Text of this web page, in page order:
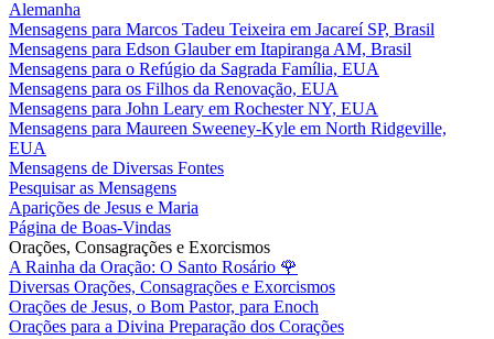
Alemanha
Mensagens para Marcos Tadeu Teixeira em Jacareí SP, Brasil
Mensagens para Edson Glauber em Itapiranga AM, Brasil
Mensagens para o Refúgio da Sagrada Família, EUA
Mensagens para os Filhos da Renovação, EUA
Mensagens para John Leary em Rochester NY, EUA
Mensagens para Maureen Sweeney-Kyle em North Ridgeville,
EUA
Mensagens de Diversas Fontes
Pesquisar as Mensagens
Aparições de Jesus e Maria
Página de Boas-Vindas
Orações, Consagrações e Exorcismos
A Rainha da Oração: O Santo Rosário 🌹
Diversas Orações, Consagrações e Exorcismos
Orações de Jesus, o Bom Pastor, para Enoch
Orações para a Divina Preparação dos Corações